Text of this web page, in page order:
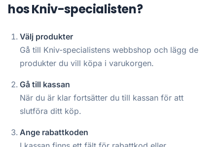
hos Kniv-specialisten?
Välj produkter
Gå till Kniv-specialistens webbshop och lägg de
produkter du vill köpa i varukorgen.
Gå till kassan
När du är klar fortsätter du till kassan för att
slutföra ditt köp.
Ange rabattkoden